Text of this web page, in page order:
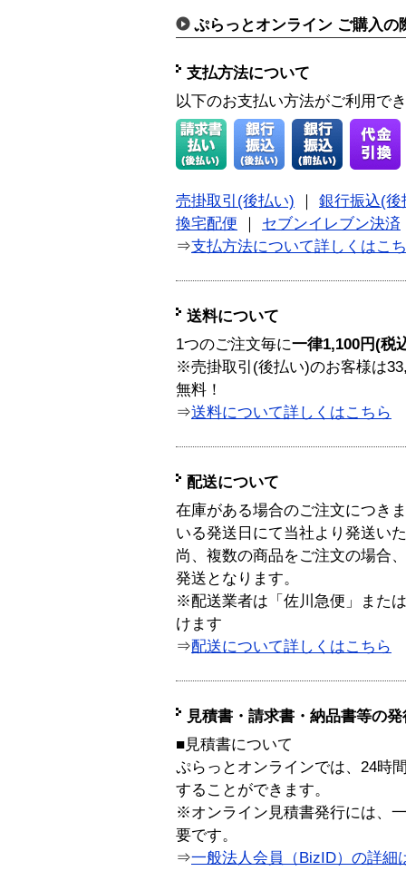
ぷらっとオンライン ご購入の
支払方法について
以下のお支払い方法がご利用で
売掛取引(後払い)
銀行振込(後
換宅配便
セブンイレブン決済
⇒支払方法について詳しくはこ
送料について
1つのご注文毎に一律1,100円(税
※売掛取引(後払い)のお客様は
無料！
⇒送料について詳しくはこちら
配送について
在庫がある場合のご注文につき
いる発送日にて当社より発送い
尚、複数の商品をご注文の場合
発送となります。
※配送業者は「佐川急便」また
けます
⇒配送について詳しくはこちら
見積書・請求書・納品書等の
■見積書について
ぷらっとオンラインでは、24時
することができます。
※オンライン見積書発行には、
要です。
⇒一般法人会員（BizID）の詳細